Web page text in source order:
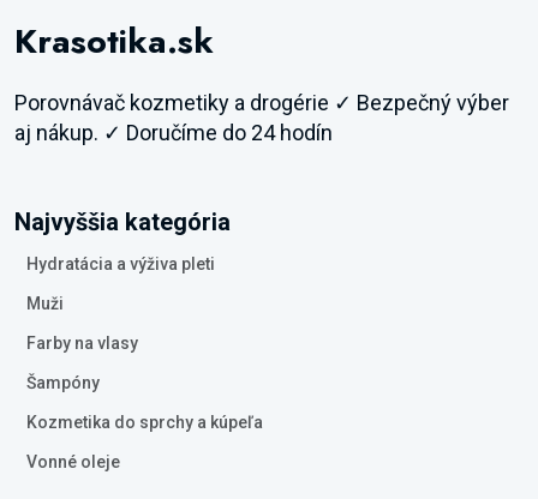
Krasotika.sk
Porovnávač kozmetiky a drogérie ✓ Bezpečný výber
aj nákup. ✓ Doručíme do 24 hodín
Najvyššia kategória
Hydratácia a výživa pleti
Muži
Farby na vlasy
Šampóny
Kozmetika do sprchy a kúpeľa
Vonné oleje